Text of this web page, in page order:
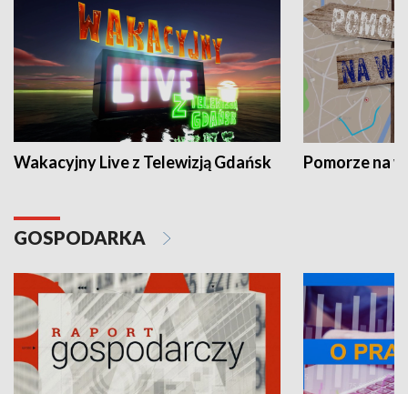
Wakacyjny Live z Telewizją Gdańsk Pomorze na
GOSPODARKA